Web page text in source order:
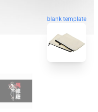
blank template